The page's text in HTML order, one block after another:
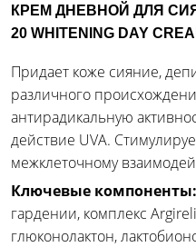
КРЕМ ДНЕВНОЙ ДЛЯ
20 WHITENING DAY
Придает коже сияние,
различного
антирадикальную
действие UVA.
межклеточному
Ключевые компоненты:
гардении, комплекс
глюконолактон,